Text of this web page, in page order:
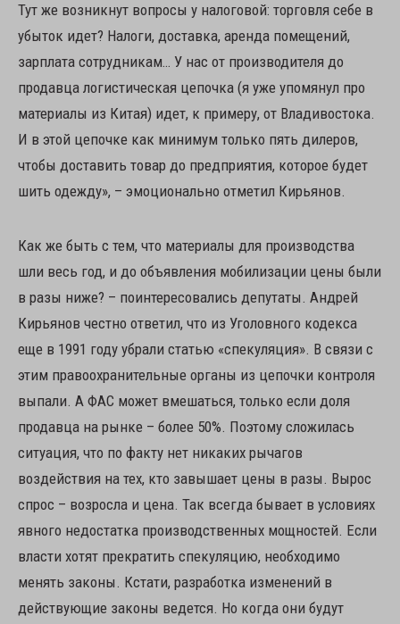
Тут же возникнут вопросы у налоговой: торговля себе в
убыток идет? Налоги, доставка, аренда помещений,
зарплата сотрудникам… У нас от производителя до
продавца логистическая цепочка (я уже упомянул про
материалы из Китая) идет, к примеру, от Владивостока.
И в этой цепочке как минимум только пять дилеров,
чтобы доставить товар до предприятия, которое будет
шить одежду», – эмоционально отметил Кирьянов.
Как же быть с тем, что материалы для производства
шли весь год, и до объявления мобилизации цены были
в разы ниже? – поинтересовались депутаты. Андрей
Кирьянов честно ответил, что из Уголовного кодекса
еще в 1991 году убрали статью «спекуляция». В связи с
этим правоохранительные органы из цепочки контроля
выпали. А ФАС может вмешаться, только если доля
продавца на рынке – более 50%. Поэтому сложилась
ситуация, что по факту нет никаких рычагов
воздействия на тех, кто завышает цены в разы. Вырос
спрос – возросла и цена. Так всегда бывает в условиях
явного недостатка производственных мощностей. Если
власти хотят прекратить спекуляцию, необходимо
менять законы. Кстати, разработка изменений в
действующие законы ведется. Но когда они будут